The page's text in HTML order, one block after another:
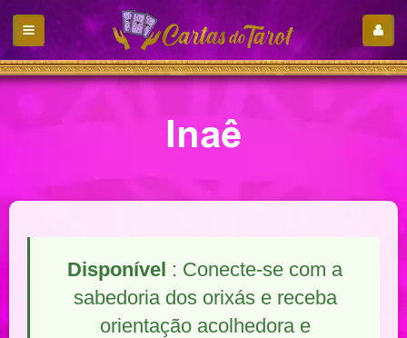
Inaê
Disponível : Conecte-se com a
sabedoria dos orixás e receba
orientação acolhedora e